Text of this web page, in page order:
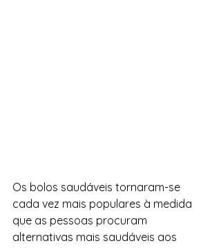
Os bolos saudáveis ​​tornaram-se
cada vez mais populares à medida
que as pessoas procuram
alternativas mais saudáveis ​​aos